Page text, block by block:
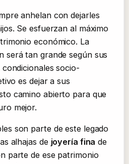
anhelan con dejarles
Se esfuerzan al máximo
económico. La
será tan grande según sus
socio-
es dejar a sus
camino abierto para que
mejor.
son parte de este legado
alhajas de joyería fina de
parte de ese patrimonio